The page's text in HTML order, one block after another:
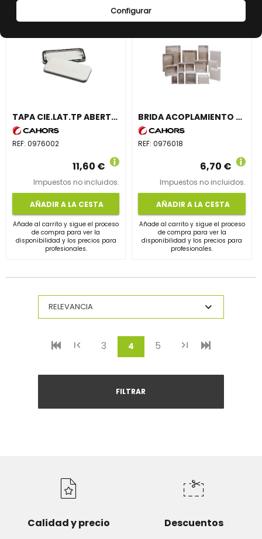
Configurar
TAPA CIE.LAT.TP ABERT.PEQ.S/JTA.POLIC.COLOR GR
REF: 0976002
11,60 €
Impuestos no incluidos.
AÑADIR A LA CESTA
Añade al carrito y sigue el proceso
de compra para ver la
disponibilidad y los precios para
profesionales.
BRIDA ACOPLAMIENTO BP ABERTURA 180mm SIN JUNTA
REF:0976018
6,70 €
Impuestos no incluidos.
AÑADIR A LA CESTA
Añade al carrito y sigue el proceso
de compra para ver la
disponibilidad y los precios para
profesionales.
3 4(current)
5
FILTRAR
Calidad y precio Descuentos